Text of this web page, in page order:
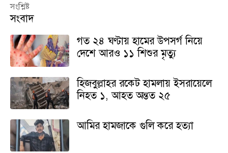
সংশ্লিষ্ট
সংবাদ
গত ২৪ ঘণ্টায় হামের উপসর্গ নিয়ে
দেশে আরও ১১ শিশুর মৃত্যু
হিজবুল্লাহর রকেট হামলায় ইসরায়েলে
নিহত ১, আহত অন্তত ২৫
আমির হামজাকে গুলি করে হত্যা